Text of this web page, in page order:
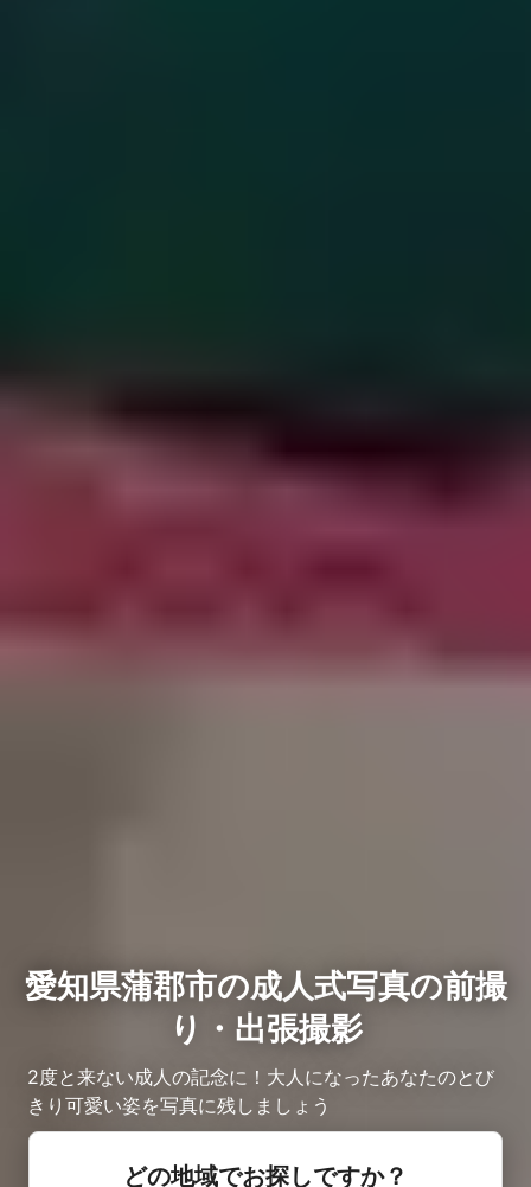
愛知県蒲郡市の成人式写真の前撮
り・出張撮影
2度と来ない成人の記念に！大人になったあなたのとび
きり可愛い姿を写真に残しましょう
どの地域でお探しですか？